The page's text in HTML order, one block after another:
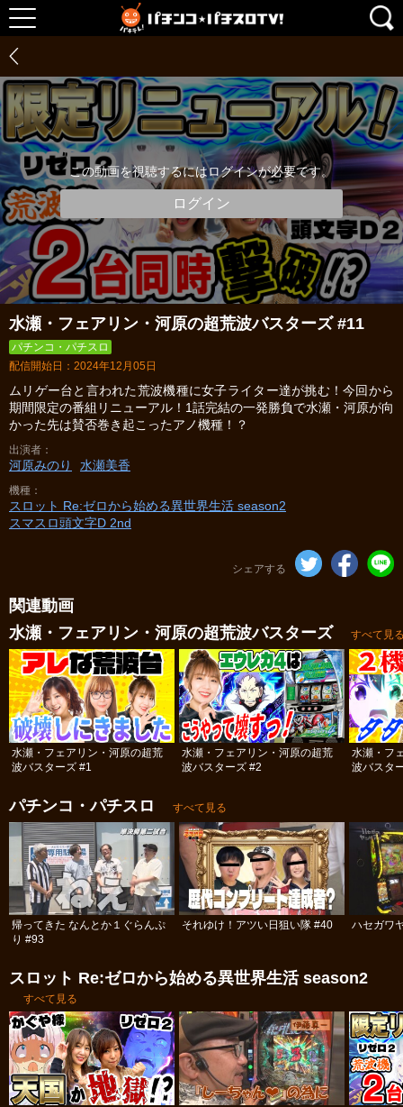
この動画を視聴するにはログインが必要です。
ログイン
水瀬・フェアリン・河原の超荒波バスターズ #11
パチンコ・パチスロ
配信開始日：2024年12月05日
ムリゲー台と言われた荒波機種に女子ライター達が挑む！今回から
期間限定の番組リニューアル！1話完結の一発勝負で水瀬・河原が向
かった先は賛否巻き起こったアノ機種！？
出演者
河原みのり 水瀬美香
機種
スロット Re:ゼロから始める異世界生活 season2
スマスロ頭文字D 2nd
シェアする
関連動画
水瀬・フェアリン・河原の超荒波バスターズ
すべて見
水瀬・フェアリン・河原の超荒
波バスターズ #1
水瀬・フェアリン・河原の超荒
波バスターズ #2
水瀬・フ
波バスタ
パチンコ・パチスロ すべて見る
帰ってきた なんとか１ぐらんぷ
り #93
それゆけ！アツい日狙い隊 #40 ハセガワ
スロット Re:ゼロから始める異世界生活 season2
すべて見る